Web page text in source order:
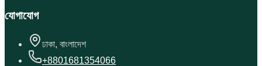
যোগাযোগ
ঢাকা, বাংলাদেশ
+8801681354066